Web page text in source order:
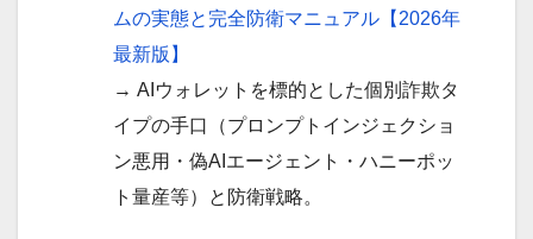
ムの実態と完全防衛マニュアル【2026年
最新版】
→ AIウォレットを標的とした個別詐欺タ
イプの手口（プロンプトインジェクショ
ン悪用・偽AIエージェント・ハニーポッ
ト量産等）と防衛戦略。